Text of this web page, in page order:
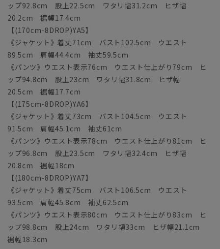
ップ92.8cm 股上22.5cm ワタリ幅31.2cm ヒザ幅
20.2cm 裾幅17.4cm
【(170cm-8DROP)YA5】
《ジャケット》着丈71cm バスト102.5cm ウエスト
89.5cm 肩幅44.4cm 袖丈59.5cm
《パンツ》ウエスト表示76cm ウエスト仕上がり79cm ヒ
ップ94.8cm 股上23cm ワタリ幅31.8cm ヒザ幅
20.5cm 裾幅17.7cm
【(175cm-8DROP)YA6】
《ジャケット》着丈73cm バスト104.5cm ウエスト
91.5cm 肩幅45.1cm 袖丈61cm
《パンツ》ウエスト表示78cm ウエスト仕上がり81cm ヒ
ップ96.8cm 股上23.5cm ワタリ幅32.4cm ヒザ幅
20.8cm 裾幅18cm
【(180cm-8DROP)YA7】
《ジャケット》着丈75cm バスト106.5cm ウエスト
93.5cm 肩幅45.8cm 袖丈62.5cm
《パンツ》ウエスト表示80cm ウエスト仕上がり83cm ヒ
ップ98.8cm 股上24cm ワタリ幅33cm ヒザ幅21.1cm
裾幅18.3cm